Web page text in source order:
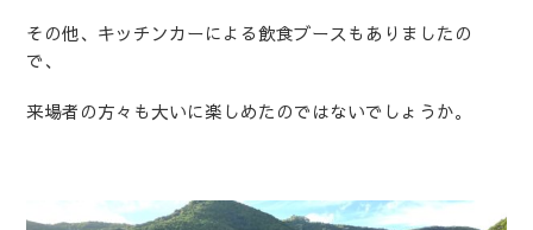
その他、キッチンカーによる飲食ブースもありましたの
で、
来場者の方々も大いに楽しめたのではないでしょうか。